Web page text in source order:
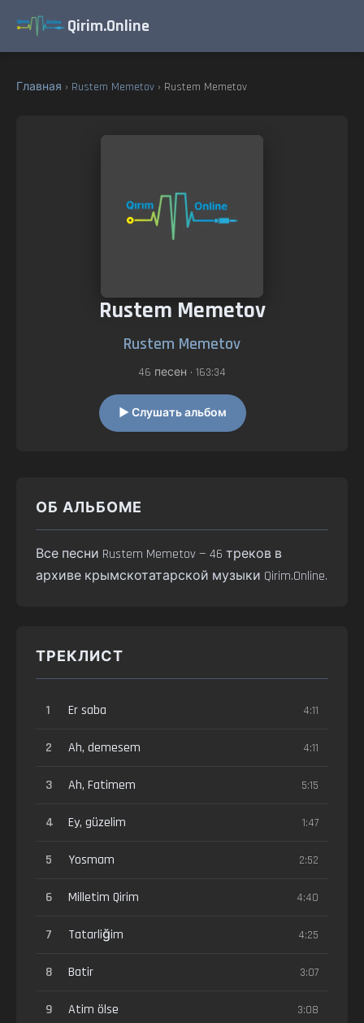
Qirim.Online
Главная › Rustem Memetov › Rustem Memetov
Rustem Memetov
Rustem Memetov
46 песен • 163:34
▶ Слушать альбом
ОБ АЛЬБОМЕ
Все песни Rustem Memetov — 46 треков в
архиве крымскотатарской музыки Qirim.Online.
ТРЕКЛИСТ
1 Er saba 4:11
2 Ah, demesem 4:11
3 Ah, Fatimem 5:15
4 Ey, güzelim 1:47
5 Yosmam 2:52
6 Milletim Qirim 4:40
7 Tatarliğim 4:25
8 Batir 3:07
9 Atim ölse 3:08